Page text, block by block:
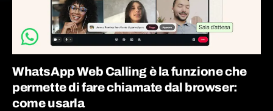
WhatsApp Web Calling è la funzione che
permette di fare chiamate dal browser:
come usarla